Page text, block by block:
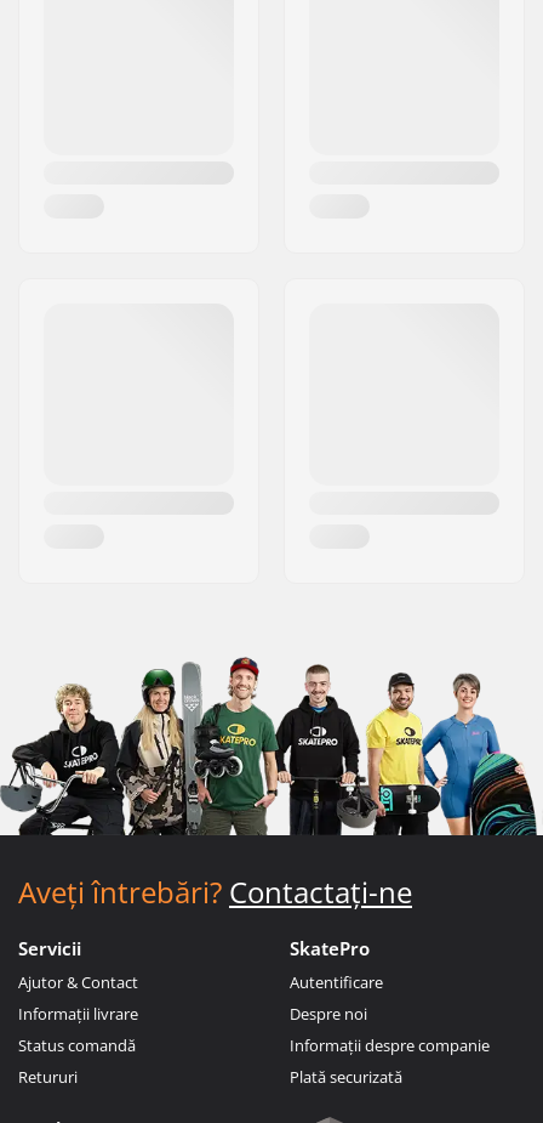
Aveți întrebări? Contactați-ne
Servicii
Ajutor & Contact
Informații livrare
Status comandă
Retururi
SkatePro
Autentificare
Despre noi
Informații despre companie
Plată securizată